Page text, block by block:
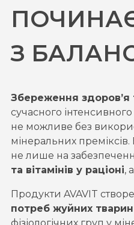
З
Збереження здоров’я
сучасного
не можливе без
мінеральних
не лише на
та вітамінів у раціоні,
Продукти AVAVIT
потреб жуйних тварин